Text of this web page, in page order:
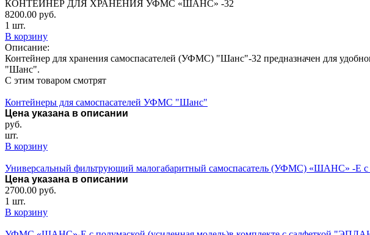
КОНТЕЙНЕР ДЛЯ ХРАНЕНИЯ УФМС «ШАНС» -32
8200.00 руб.
1 шт.
В корзину
Описание:
Контейнер для хранения самоспасателей (УФМС) "Шанс"-32 предназначен для
"Шанс".
С этим товаром смотрят
Контейнеры для самоспасателей УФМС "Шанс"
Цена указана в описании
руб.
шт.
В корзину
Универсальный фильтрующий малогабаритный самоспасатель (УФМС) «ШАНС» -Е с
Цена указана в описании
2700.00 руб.
1 шт.
В корзину